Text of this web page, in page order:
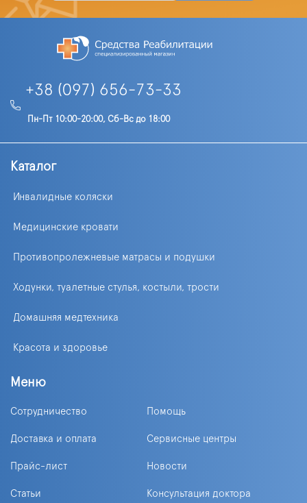
+38 (097) 656-73-33
Пн-Пт 10:00-20:00, Сб-Вс до 18:00
Каталог
Инвалидные коляски
Медицинские кровати
Противопролежневые матрасы и подушки
Ходунки, туалетные стулья, костыли, трости
Домашняя медтехника
Красота и здоровье
Меню
Сотрудничество Помощь
Доставка и оплата Сервисные центры
Прайс-лист Новости
Статьи Консультация доктора